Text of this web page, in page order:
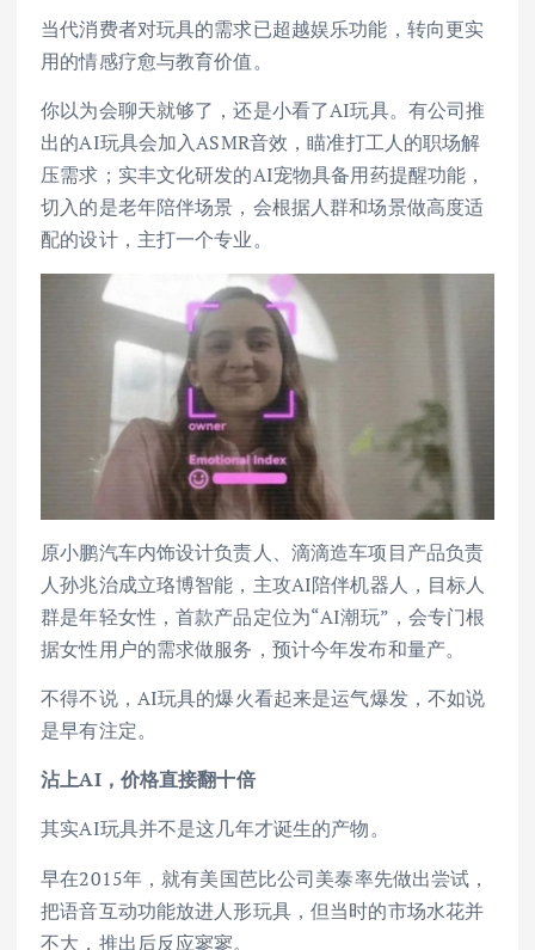
当代消费者对玩具的需求已超越娱乐功能，转向更实
用的情感疗愈与教育价值。
你以为会聊天就够了，还是小看了AI玩具。有公司推
出的AI玩具会加入ASMR音效，瞄准打工人的职场解
压需求；实丰文化研发的AI宠物具备用药提醒功能，
切入的是老年陪伴场景，会根据人群和场景做高度适
配的设计，主打一个专业。
原小鹏汽车内饰设计负责人、滴滴造车项目产品负责
人孙兆治成立珞博智能，主攻AI陪伴机器人，目标人
群是年轻女性，首款产品定位为“AI潮玩”，会专门根
据女性用户的需求做服务，预计今年发布和量产。
不得不说，AI玩具的爆火看起来是运气爆发，不如说
是早有注定。
沾上AI，价格直接翻十倍
其实AI玩具并不是这几年才诞生的产物。
早在2015年，就有美国芭比公司美泰率先做出尝试，
把语音互动功能放进人形玩具，但当时的市场水花并
不大，推出后反应寥寥。